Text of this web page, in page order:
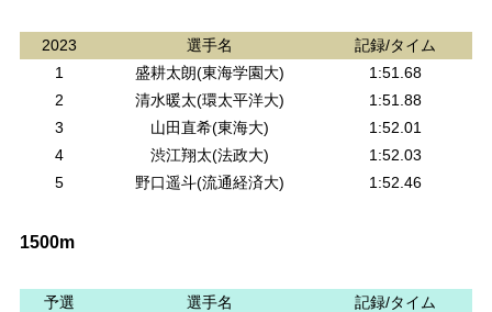
2023 選手名
記録/タイム
1
盛耕太朗(東海学園大)
1:51.68
2
清水暖太(環太平洋大)
1:51.88
3
山田直希(東海大)
1:52.01
4
渋江翔太(法政大)
1:52.03
5
野口遥斗(流通経済大) 1:52.46
1500m
予選 選手名
記録/タイム